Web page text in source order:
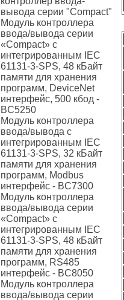
вывода серии "Compact"
Модуль контроллера
ввода/вывода серии
«Compact» с
интегрированным IEC
61131-3-SPS, 48 кБайт
памяти для хранения
программ, DeviceNet
интерфейс, 500 кбод -
BC5250
Модуль контроллера
ввода/вывода с
интегрированным IEC
61131-3-SPS, 32 кБайт
памяти для хранения
программ, Modbus
интерфейс - BC7300
Модуль контроллера
ввода/вывода серии
«Compact» с
интегрированным IEC
61131-3-SPS, 48 кБайт
памяти для хранения
программ, RS485
интерфейс - BC8050
Модуль контроллера
ввода/вывода серии